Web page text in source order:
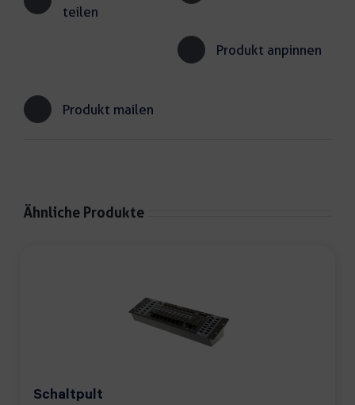
teilen
Produkt anpinnen
Produkt mailen
Ähnliche Produkte
Schaltpult